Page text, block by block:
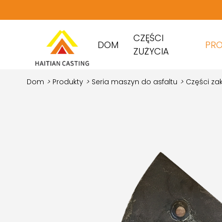
DOM
CZĘŚCI
ZUŻYCIA
Dom > Produkty > Seria maszyn do asfaltu > Części